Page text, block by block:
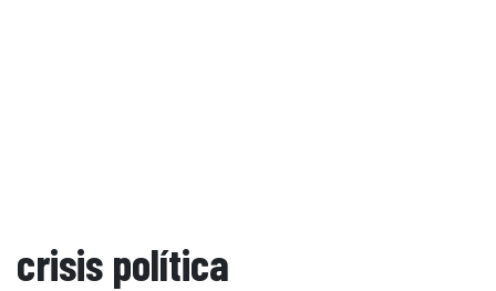
crisis política